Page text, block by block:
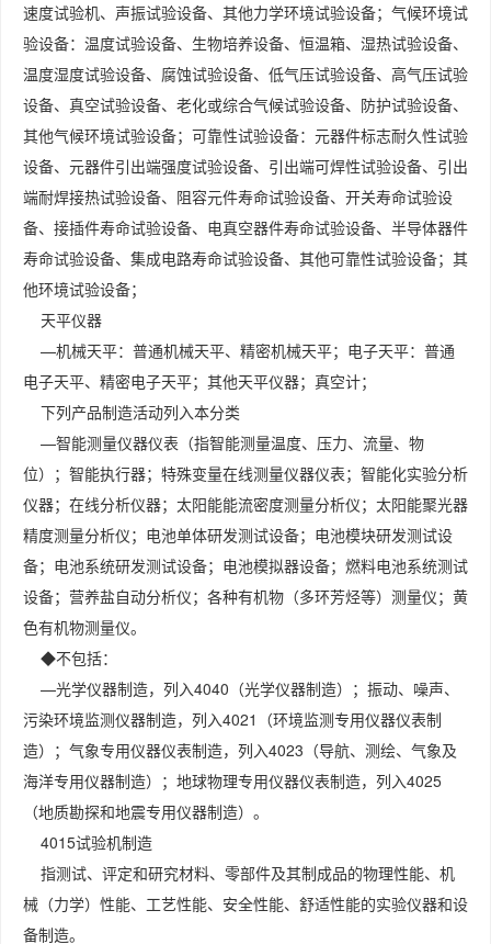
速度试验机、声振试验设备、其他力学环境试验设备；气候环境试
验设备：温度试验设备、生物培养设备、恒温箱、湿热试验设备、
温度湿度试验设备、腐蚀试验设备、低气压试验设备、高气压试验
设备、真空试验设备、老化或综合气候试验设备、防护试验设备、
其他气候环境试验设备；可靠性试验设备：元器件标志耐久性试验
设备、元器件引出端强度试验设备、引出端可焊性试验设备、引出
端耐焊接热试验设备、阻容元件寿命试验设备、开关寿命试验设
备、接插件寿命试验设备、电真空器件寿命试验设备、半导体器件
寿命试验设备、集成电路寿命试验设备、其他可靠性试验设备；其
他环境试验设备；
天平仪器
—机械天平：普通机械天平、精密机械天平；电子天平：普通
电子天平、精密电子天平；其他天平仪器；真空计；
下列产品制造活动列入本分类
—智能测量仪器仪表（指智能测量温度、压力、流量、物
位）；智能执行器；特殊变量在线测量仪器仪表；智能化实验分析
仪器；在线分析仪器；太阳能能流密度测量分析仪；太阳能聚光器
精度测量分析仪；电池单体研发测试设备；电池模块研发测试设
备；电池系统研发测试设备；电池模拟器设备；燃料电池系统测试
设备；营养盐自动分析仪；各种有机物（多环芳烃等）测量仪；黄
色有机物测量仪。
◆不包括：
—光学仪器制造，列入4040（光学仪器制造）；振动、噪声、
污染环境监测仪器制造，列入4021（环境监测专用仪器仪表制
造）；气象专用仪器仪表制造，列入4023（导航、测绘、气象及
海洋专用仪器制造）；地球物理专用仪器仪表制造，列入4025
（地质勘探和地震专用仪器制造）。
4015试验机制造
指测试、评定和研究材料、零部件及其制成品的物理性能、机
械（力学）性能、工艺性能、安全性能、舒适性能的实验仪器和设
备制造。